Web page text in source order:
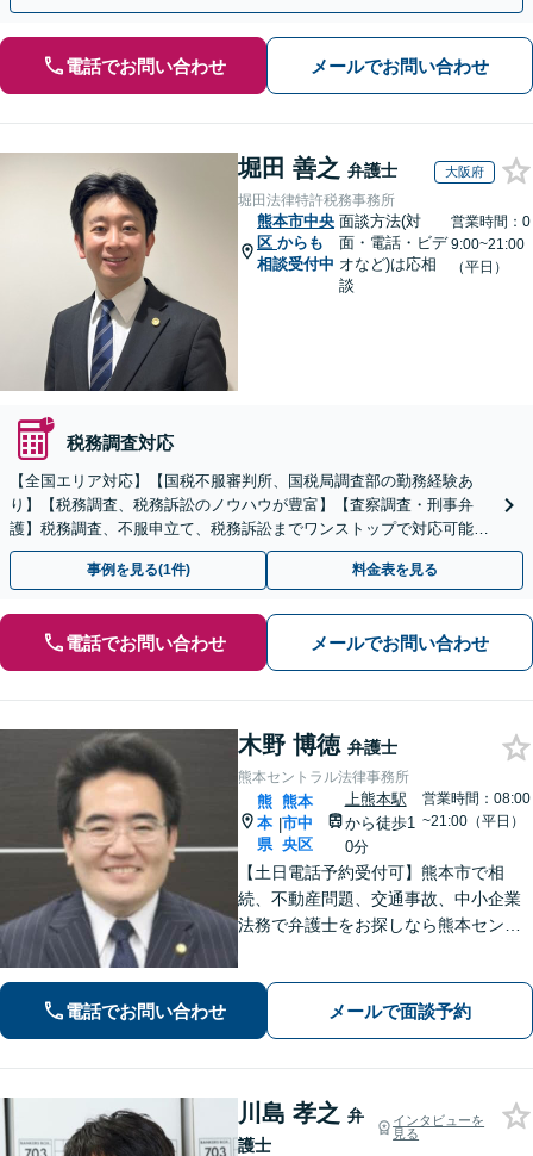
電話でお問い合わせ メールでお問い合わせ
堀田 善之 弁護士 大阪府
堀田法律特許税務事務所
熊本市中央
区 からも
相談受付中
面談方法(対
面・電話・ビデ
オなど)は応相
談
営業時間：0
9:00~21:00
（平日）
税務調査対応
【全国エリア対応】【国税不服審判所、国税局調査部の勤務経験あ
り】【税務調査、税務訴訟のノウハウが豊富】【査察調査・刑事弁
護】税務調査、不服申立て、税務訴訟までワンストップで対応可能！
事業承継にも対応【休日・夜間相談可】
事例を見る(1件) 料金表を見る
電話でお問い合わせ メールでお問い合わせ
木野 博徳 弁護士
熊本セントラル法律事務所
熊
本
県
|
熊本
市中
央区
上熊本駅
から徒歩1
0分
営業時間：08:00
~21:00（平日）
【土日電話予約受付可】熊本市で相
続、不動産問題、交通事故、中小企業
法務で弁護士をお探しなら熊本セント
受付可】【休日・夜間相談可】
電話でお問い合わせ メールで面談予約
川島 孝之 弁
護士
インタビューを
見る